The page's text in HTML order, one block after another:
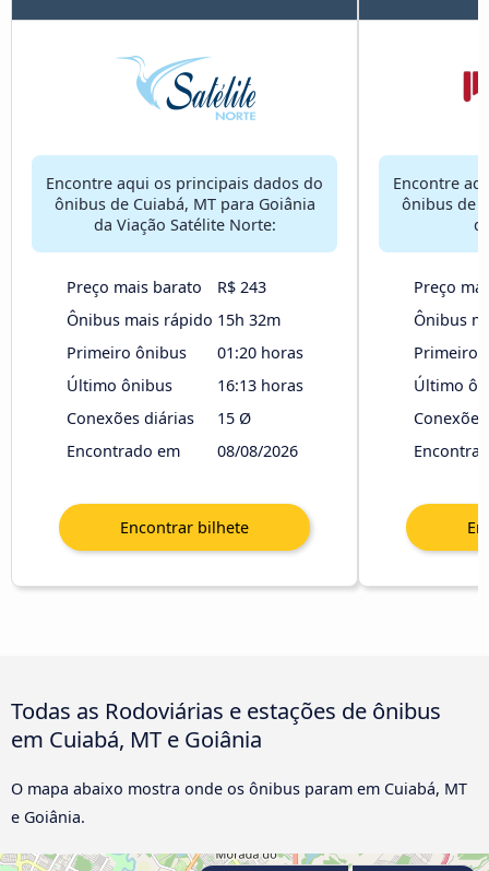
Encontre aqui os principais dados do
ônibus de Cuiabá, MT para Goiânia
da Viação Satélite Norte:
Preço mais barato
R$ 243
Ônibus mais rápido 15h 32m
Primeiro ônibus
01:20 horas
Último ônibus
16:13 horas
Conexões diárias
15 Ø
Encontrado em
08/08/2026
Encontre
ônibus de
Preço
Ônibus
Primeiro
Último
Todas as Rodoviárias e estações de ônibus
em Cuiabá, MT e Goiânia
O mapa abaixo mostra onde os ônibus param em Cuiabá, MT
e Goiânia.